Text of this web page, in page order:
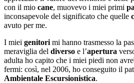
con il mio cane, muovevo i miei primi
inconsapevole del significato che quelle
avuto per me.
I miei genitori mi hanno trasmesso la
meraviglia del diverso e l’apertura
adulta ho capito che i miei piedi non
fermi: così, nel 2006, ho conseguito il
Ambientale Escursionistica.